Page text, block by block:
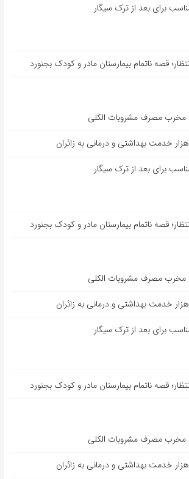
برای بعد از ترک سیگار
قصه ناتمام بیمارستان مادر و کودک بجنورد
مخرب مصرف مشروبات الکلی
برای بعد از ترک سیگار
قصه ناتمام بیمارستان مادر و کودک بجنورد
مخرب مصرف مشروبات الکلی
برای بعد از ترک سیگار
قصه ناتمام بیمارستان مادر و کودک بجنورد
مخرب مصرف مشروبات الکلی